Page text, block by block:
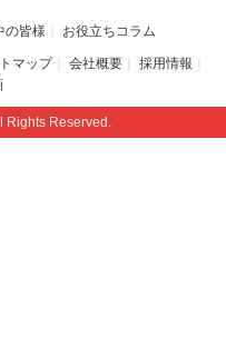
の皆様 お役立ちコラム
マップ 会社概要
採用情報
Rights Reserved.